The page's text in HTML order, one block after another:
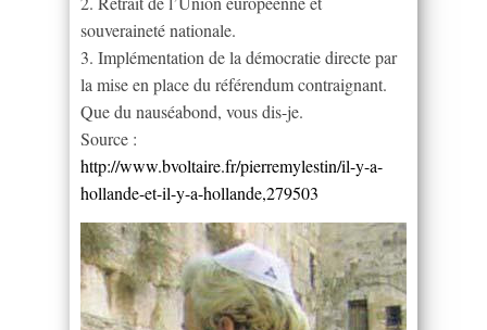
souveraineté nationale.
3. Implémentation de la démocratie directe par
la mise en place du référendum contraignant.
Que du nauséabond, vous dis-je.
Source :
http://www.bvoltaire.fr/pierremylestin/il-y-a-
hollande-et-il-y-a-hollande,279503